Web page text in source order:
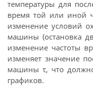
температуры для
время той или иной
изменение условий
машины (остановка
изменение частоты
изменяет значение
машины τ, что
графиков.